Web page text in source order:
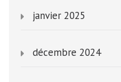
janvier 2025
décembre 2024